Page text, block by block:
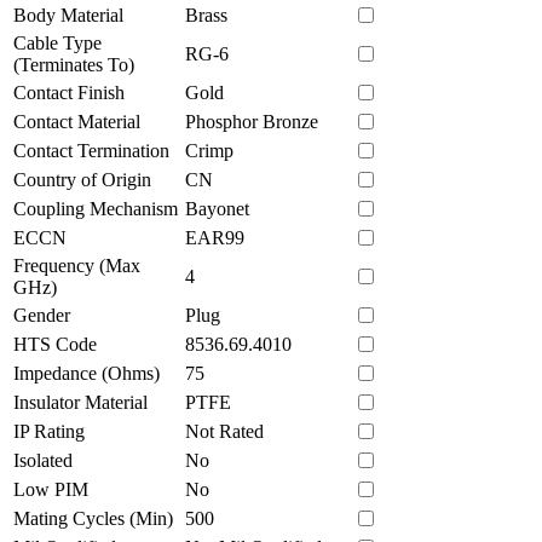
Body Material
Brass
Cable Type
(Terminates To)
RG-6
Contact Finish
Gold
Contact Material
Phosphor Bronze
Contact Termination
Crimp
Country of Origin
CN
Coupling Mechanism Bayonet
ECCN
EAR99
Frequency (Max
GHz)
4
Gender
Plug
HTS Code
8536.69.4010
Impedance (Ohms)
75
Insulator Material
PTFE
IP Rating
Not Rated
Isolated
No
Low PIM
No
Mating Cycles (Min)
500